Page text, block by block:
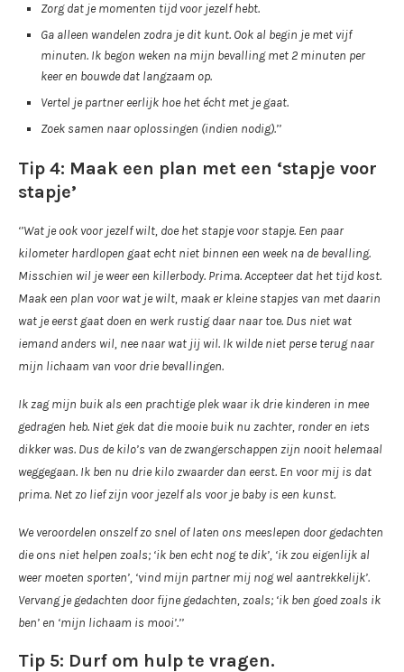
Zorg dat je momenten tijd voor jezelf hebt.
Ga alleen wandelen zodra je dit kunt. Ook al begin je met vijf
minuten. Ik begon weken na mijn bevalling met 2 minuten per
keer en bouwde dat langzaam op.
Vertel je partner eerlijk hoe het écht met je gaat.
Zoek samen naar oplossingen (indien nodig).’’
Tip 4: Maak een plan met een ‘stapje voor
stapje’
‘’Wat je ook voor jezelf wilt, doe het stapje voor stapje. Een paar
kilometer hardlopen gaat echt niet binnen een week na de bevalling.
Misschien wil je weer een killerbody. Prima. Accepteer dat het tijd kost.
Maak een plan voor wat je wilt, maak er kleine stapjes van met daarin
wat je eerst gaat doen en werk rustig daar naar toe. Dus niet wat
iemand anders wil, nee naar wat jij wil. Ik wilde niet perse terug naar
mijn lichaam van voor drie bevallingen.
Ik zag mijn buik als een prachtige plek waar ik drie kinderen in mee
gedragen heb. Niet gek dat die mooie buik nu zachter, ronder en iets
dikker was. Dus de kilo’s van de zwangerschappen zijn nooit helemaal
weggegaan. Ik ben nu drie kilo zwaarder dan eerst. En voor mij is dat
prima. Net zo lief zijn voor jezelf als voor je baby is een kunst.
We veroordelen onszelf zo snel of laten ons meeslepen door gedachten
die ons niet helpen zoals; ‘ik ben echt nog te dik’, ‘ik zou eigenlijk al
weer moeten sporten’, ‘vind mijn partner mij nog wel aantrekkelijk’.
Vervang je gedachten door fijne gedachten, zoals; ‘ik ben goed zoals ik
ben’ en ‘mijn lichaam is mooi’.’’
Tip 5: Durf om hulp te vragen.